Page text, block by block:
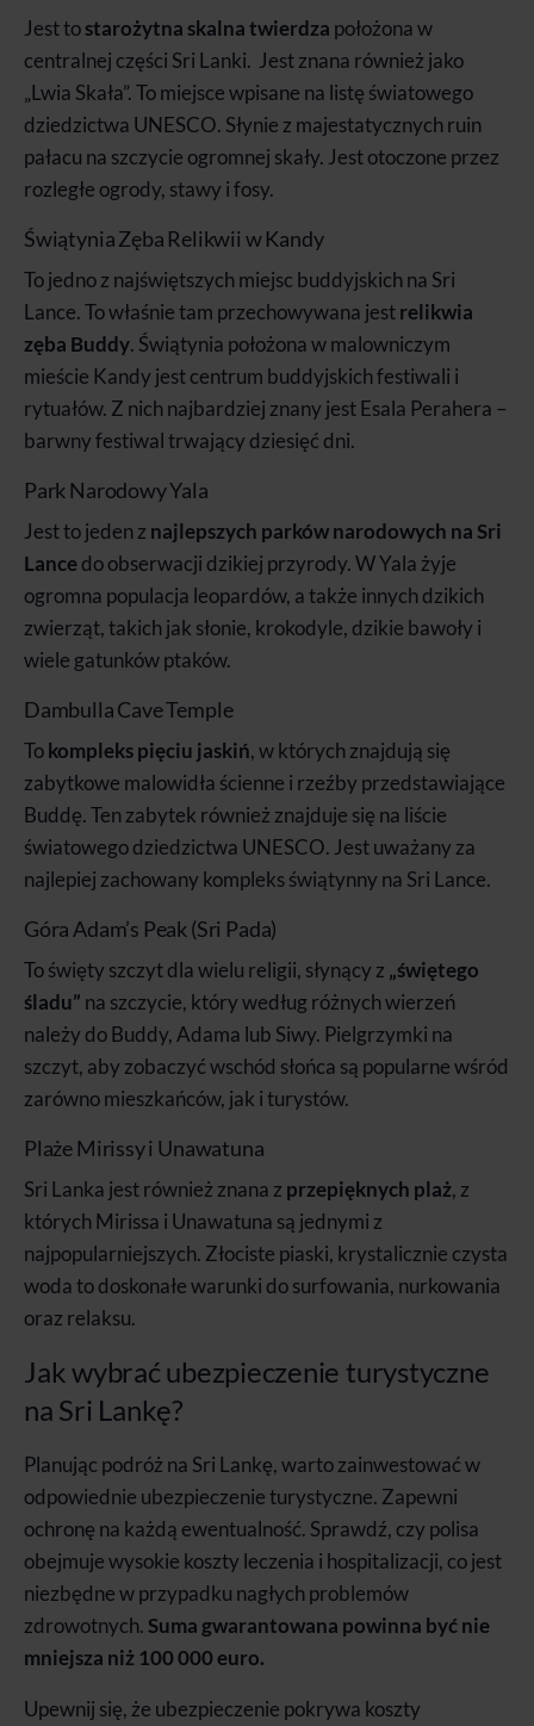
Jest tostarożytna skalna twierdza położona w
centralnej części Sri Lanki. Jest znana również jako
„Lwia Skała”. To miejsce wpisane na listę światowego
dziedzictwa UNESCO. Słynie z majestatycznych ruin
pałacu na szczycie ogromnej skały. Jest otoczone przez
rozległe ogrody, stawy i fosy.
Świątynia Zęba Relikwii w Kandy
To jedno z najświętszych miejsc buddyjskich na Sri
Lance. To właśnie tam przechowywana jestrelikwia
zęba Buddy. Świątynia położona w malowniczym
mieście Kandy jest centrum buddyjskich festiwali i
rytuałów. Z nich najbardziej znany jest Esala Perahera –
barwny festiwal trwający dziesięć dni.
Park Narodowy Yala
Jest to jeden z najlepszych parków narodowych na Sri
Lancedo obserwacji dzikiej przyrody. W Yala żyje
ogromna populacja leopardów, a także innych dzikich
zwierząt, takich jak słonie, krokodyle, dzikie bawoły i
wiele gatunków ptaków.
Dambulla Cave Temple
Tokompleks pięciu jaskiń, w których znajdują się
zabytkowe malowidła ścienne i rzeźby przedstawiające
Buddę. Ten zabytek również znajduje się na liście
światowego dziedzictwa UNESCO. Jest uważany za
najlepiej zachowany kompleks świątynny na Sri Lance.
Góra Adam’s Peak (Sri Pada)
To święty szczyt dla wielu religii, słynący z „świętego
śladu” na szczycie, który według różnych wierzeń
należy do Buddy, Adama lub Siwy. Pielgrzymki na
szczyt, aby zobaczyć wschód słońca są popularne wśród
zarówno mieszkańców, jak i turystów.
Plaże Mirissy i Unawatuna
Sri Lanka jest również znana z przepięknych plaż, z
których Mirissa i Unawatuna są jednymi z
najpopularniejszych. Złociste piaski, krystalicznie czysta
woda to doskonałe warunki do surfowania, nurkowania
oraz relaksu.
Jak wybrać ubezpieczenie turystyczne
na Sri Lankę?
Planując podróż na Sri Lankę, warto zainwestować w
odpowiednie ubezpieczenie turystyczne. Zapewni
ochronę na każdą ewentualność. Sprawdź, czy polisa
obejmuje wysokie koszty leczenia i hospitalizacji, co jest
niezbędne w przypadku nagłych problemów
zdrowotnych.Suma gwarantowana powinna być nie
mniejsza niż 100 000 euro.
Upewnij się, że ubezpieczenie pokrywa koszty